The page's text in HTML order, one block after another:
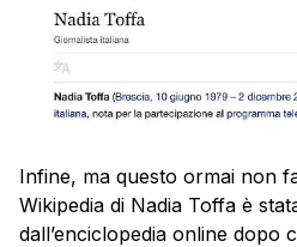
Infine, ma questo ormai non
Wikipedia di Nadia Toffa è
dall’enciclopedia online dopo